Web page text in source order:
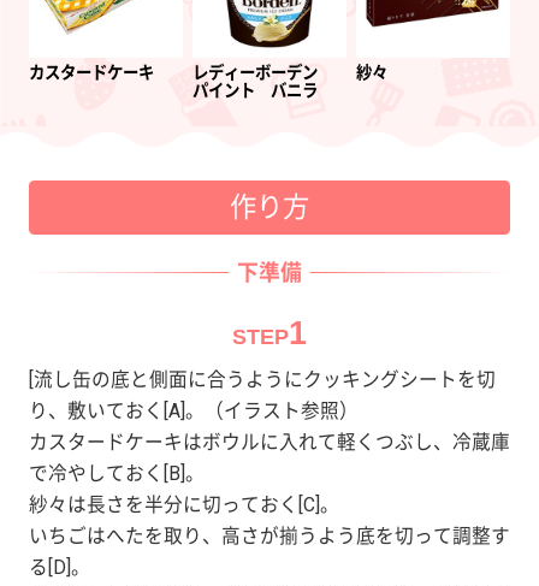
カスタードケーキ
レディーボーデン
パイント バニラ
紗々
作り方
下準備
STEP1
[流し缶の底と側面に合うようにクッキングシートを切
り、敷いておく[A]。（イラスト参照）
カスタードケーキはボウルに入れて軽くつぶし、冷蔵庫
で冷やしておく[B]。
紗々は長さを半分に切っておく[C]。
いちごはへたを取り、高さが揃うよう底を切って調整す
る[D]。